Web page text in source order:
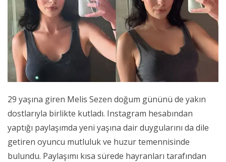
29 yaşına giren Melis Sezen doğum gününü de yakın
dostlarıyla birlikte kutladı. Instagram hesabından
yaptığı paylaşımda yeni yaşına dair duygularını da dile
getiren oyuncu mutluluk ve huzur temennisinde
bulundu. Paylaşımı kısa sürede hayranları tarafından